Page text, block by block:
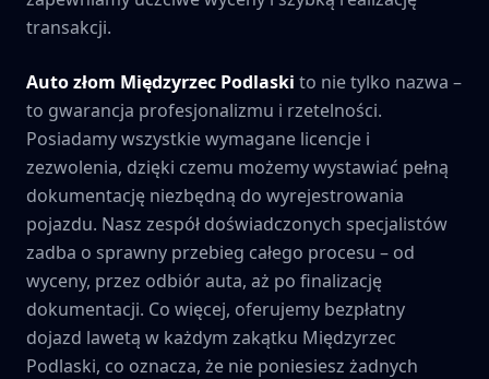
transakcji.
Auto złom Międzyrzec Podlaski to nie tylko nazwa –
to gwarancja profesjonalizmu i rzetelności.
Posiadamy wszystkie wymagane licencje i
zezwolenia, dzięki czemu możemy wystawiać pełną
dokumentację niezbędną do wyrejestrowania
pojazdu. Nasz zespół doświadczonych specjalistów
zadba o sprawny przebieg całego procesu – od
wyceny, przez odbiór auta, aż po finalizację
dokumentacji. Co więcej, oferujemy bezpłatny
dojazd lawetą w każdym zakątku Międzyrzec
Podlaski, co oznacza, że nie poniesiesz żadnych